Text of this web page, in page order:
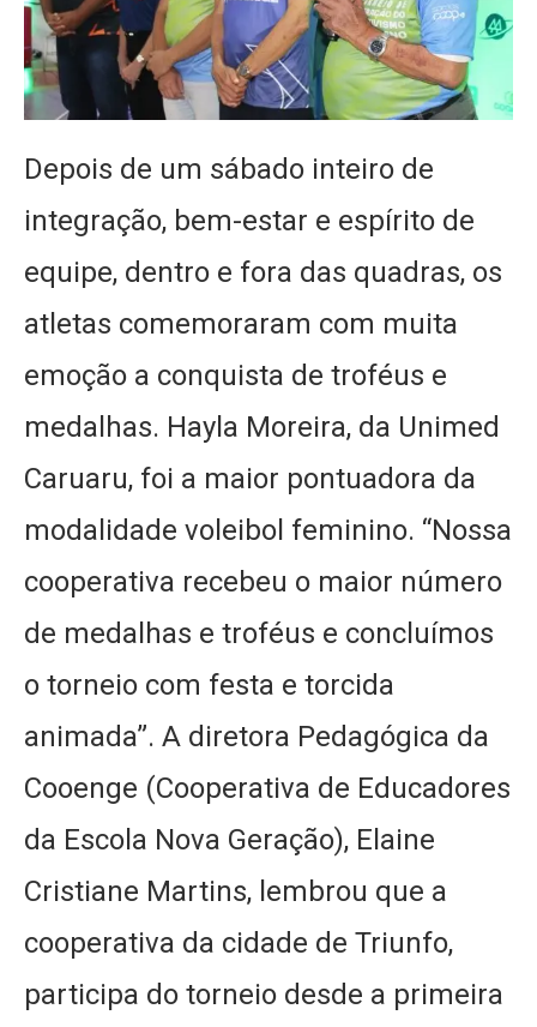
Depois de um sábado inteiro de
integração, bem-estar e espírito de
equipe, dentro e fora das quadras, os
atletas comemoraram com muita
emoção a conquista de troféus e
medalhas. Hayla Moreira, da Unimed
Caruaru, foi a maior pontuadora da
modalidade voleibol feminino. “Nossa
cooperativa recebeu o maior número
de medalhas e troféus e concluímos
o torneio com festa e torcida
animada”. A diretora Pedagógica da
Cooenge (Cooperativa de Educadores
da Escola Nova Geração), Elaine
Cristiane Martins, lembrou que a
cooperativa da cidade de Triunfo,
participa do torneio desde a primeira